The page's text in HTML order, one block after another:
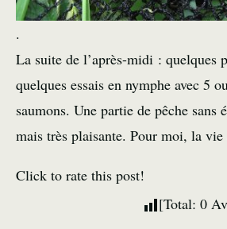
.
La suite de l’après-midi : quelques
quelques essais en nymphe avec 5
saumons. Une partie de pêche sans
mais très plaisante. Pour moi, la
Click to rate this post!
[Total: 0